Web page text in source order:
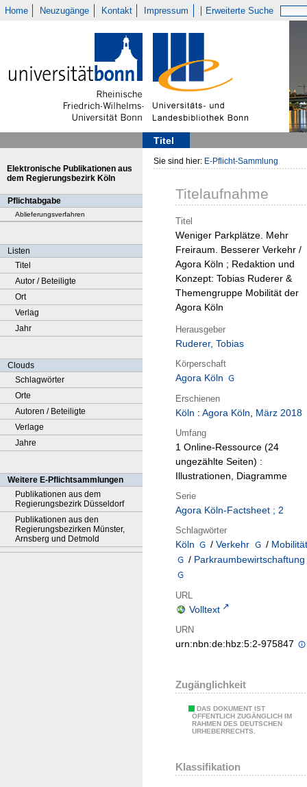
Home Neuzugänge Kontakt Impressum Erweiterte Suche
Titel
Elektronische Publikationen aus
dem Regierungsbezirk Köln
Pflichtabgabe
Ablieferungsverfahren
Listen
Titel
Autor / Beteiligte
Ort
Verlag
Jahr
Clouds
Schlagwörter
Orte
Autoren / Beteiligte
Verlage
Jahre
Weitere E-Pflichtsammlungen
Publikationen aus dem
Regierungsbezirk Düsseldorf
Publikationen aus den
Regierungsbezirken Münster,
Arnsberg und Detmold
Sie sind hier: E-Pflicht-Sammlung
Titelaufnahme
Titel
Weniger Parkplätze. Mehr
Freiraum. Besserer Verkehr /
Agora Köln ; Redaktion und
Konzept: Tobias Ruderer &
Themengruppe Mobilität der
Agora Köln
Herausgeber
Ruderer, Tobias
Körperschaft
Agora Köln
Erschienen
Köln : Agora Köln, März 2018
Umfang
1 Online-Ressource (24
ungezählte Seiten) :
Illustrationen, Diagramme
Serie
Agora Köln-Factsheet ; 2
Schlagwörter
Köln / Verkehr / Mobilität
/ Parkraumbewirtschaftung
URL
Volltext
URN
urn:nbn:de:hbz:5:2-975847
Zugänglichkeit
DAS DOKUMENT IST
ÖFFENTLICH ZUGÄNGLICH IM
RAHMEN DES DEUTSCHEN
URHEBERRECHTS.
Klassifikation